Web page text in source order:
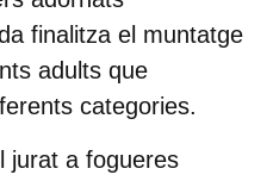
finalitza el muntatge
adults que
categories.
jurat a fogueres